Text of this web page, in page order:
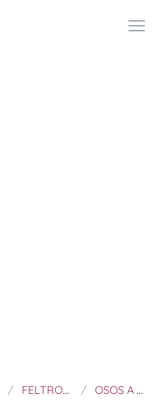
FELTROS E BORDADOS OSOS A PUNTO DE CRUZ